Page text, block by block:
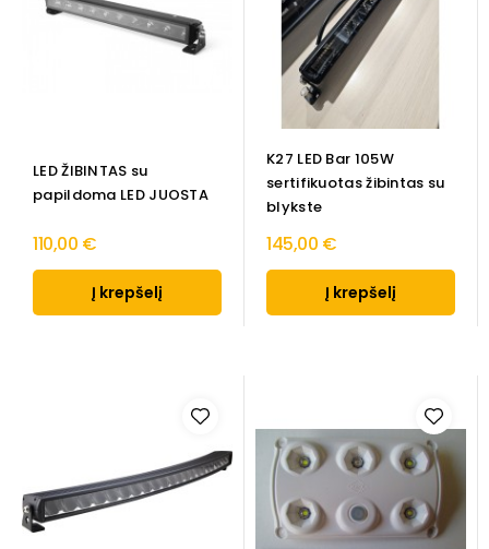
LED ŽIBINTAS su
papildoma LED JUOSTA
110,00 €
Į krepšelį
K27 LED Bar 105W
sertifikuotas žibintas su
blykste
145,00 €
Į krepšelį